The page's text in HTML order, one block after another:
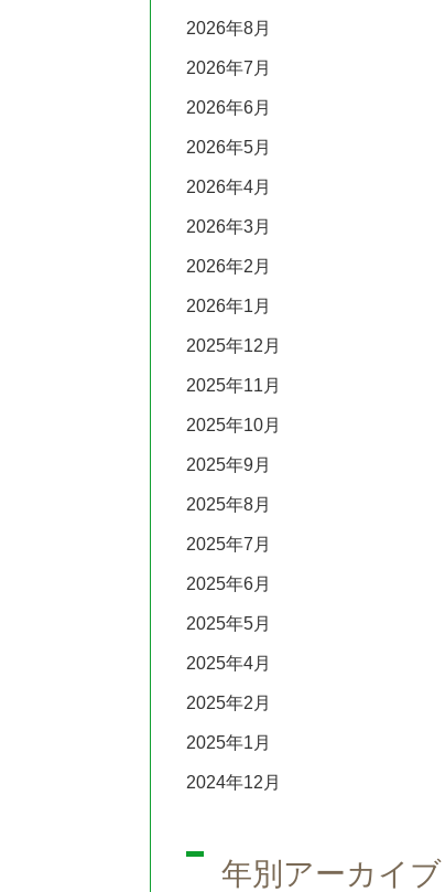
2026年8月
2026年7月
2026年6月
2026年5月
2026年4月
2026年3月
2026年2月
2026年1月
2025年12月
2025年11月
2025年10月
2025年9月
2025年8月
2025年7月
2025年6月
2025年5月
2025年4月
2025年2月
2025年1月
2024年12月
年別アーカイブ